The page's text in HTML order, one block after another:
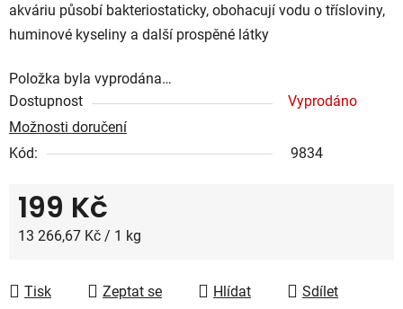
akváriu působí bakteriostaticky, obohacují vodu o třísloviny,
huminové kyseliny a další prospěné látky
Položka byla vyprodána…
Dostupnost
Vyprodáno
Možnosti doručení
Kód:
9834
199 Kč
Měrná cena:
13 266,67 Kč / 1 kg
Tisk Zeptat se Hlídat Sdílet